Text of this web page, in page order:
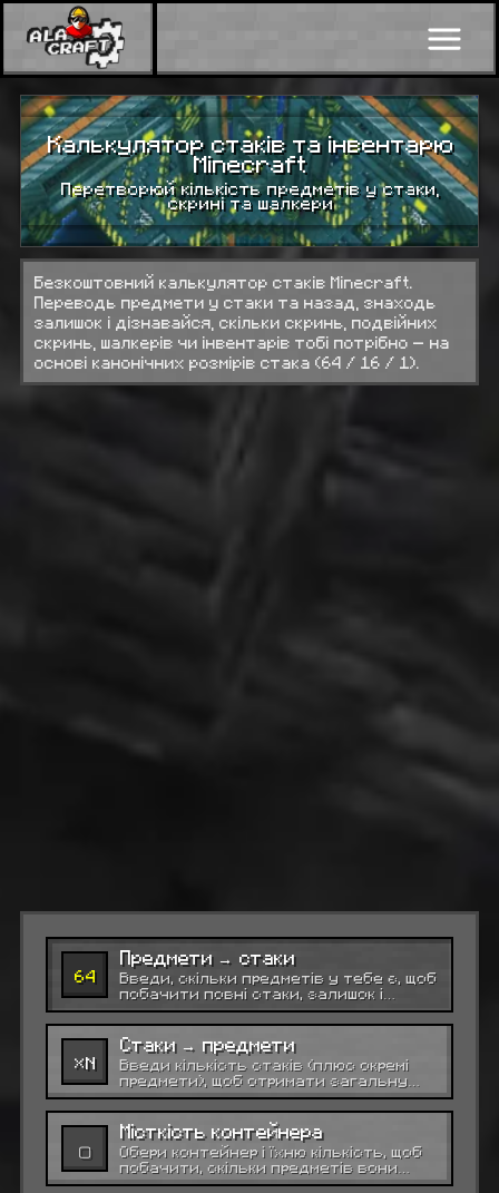
Калькулятор стаків та інвентарю
Minecraft
Перетворюй кількість предметів у стаки,
скрині та шалкери
Безкоштовний калькулятор стаків Minecraft.
Переводь предмети у стаки та назад, знаходь
залишок і дізнавайся, скільки скринь, подвійних
скринь, шалкерів чи інвентарів тобі потрібно — на
основі канонічних розмірів стака (64 / 16 / 1).
64
Предмети → стаки
Введи, скільки предметів у тебе є, щоб
побачити повні стаки, залишок і
скільки контейнерів тобі потрібно.
×N
Стаки → предмети
Введи кількість стаків (плюс окремі
предмети), щоб отримати загальну
кількість предметів.
▢
Місткість контейнера
Обери контейнер і їхню кількість, щоб
побачити, скільки предметів вони
вмістять.